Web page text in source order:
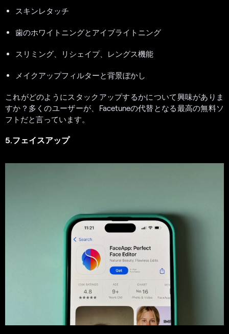
スキンレタッチ
歯のホワイトニングとアイブライトニング
スリミング、リシェイプ、レングス機能
メイクアップフィルターと背景ぼかし
これがどのようにスタックアップするかについて興味がありま
すか？多くのユーザーが、Facetuneの代替となる最高の無料ソ
フトだと言っています。
5.フェイスアップ